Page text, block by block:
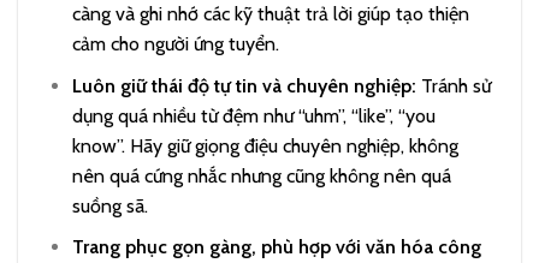
càng và ghi nhớ các kỹ thuật trả lời giúp tạo thiện
cảm cho người ứng tuyển.
Luôn giữ thái độ tự tin và chuyên nghiệp: Tránh sử
dụng quá nhiều từ đệm như “uhm”, “like”, “you
know”. Hãy giữ giọng điệu chuyên nghiệp, không
nên quá cứng nhắc nhưng cũng không nên quá
suồng sã.
Trang phục gọn gàng, phù hợp với văn hóa công